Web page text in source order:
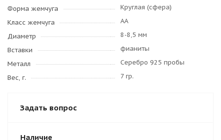
Форма жемчуга
Круглая (сфера)
Класс жемчуга
AA
Диаметр
8-8,5 мм
Вставки
фианиты
Металл
Серебро 925 пробы
Вес, г.
7 гр.
Задать вопрос
Наличие